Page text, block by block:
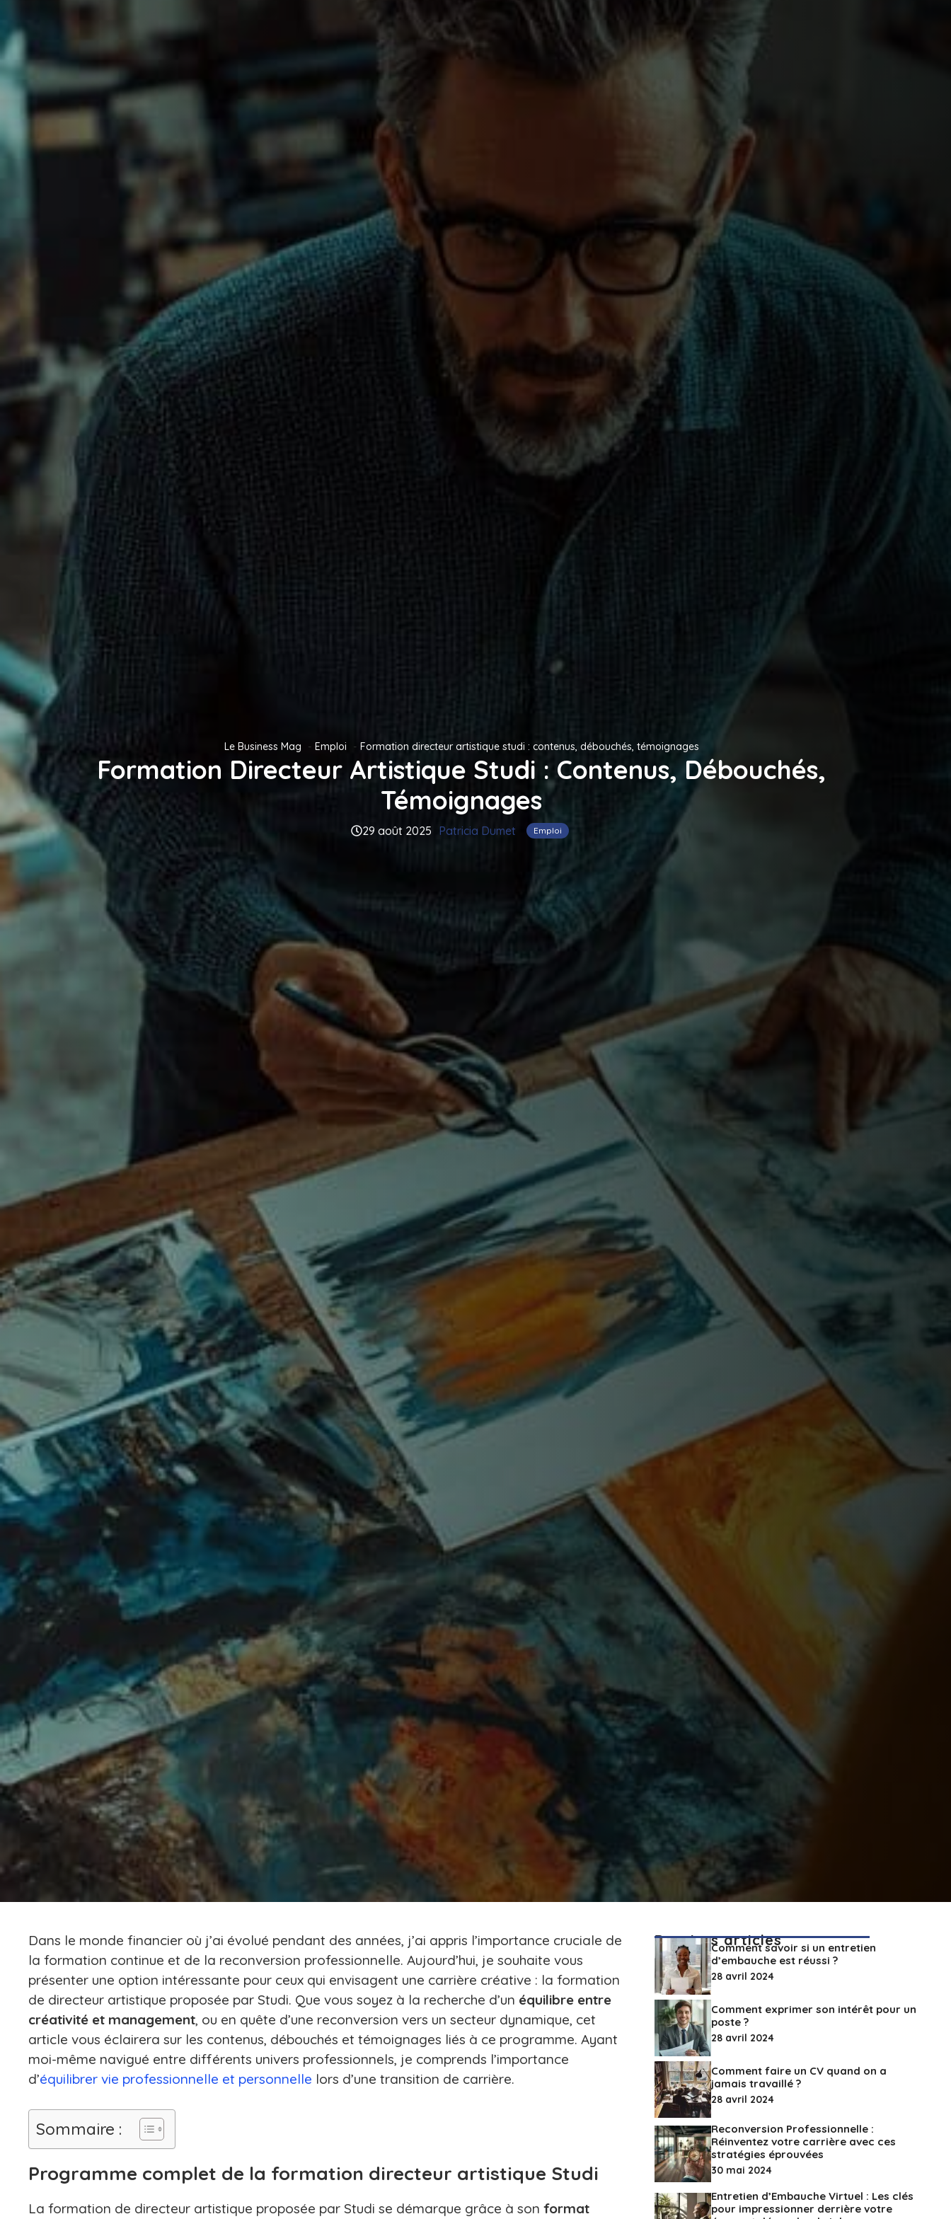
Le Business Mag Emploi Formation directeur artistique studi : contenus, débouchés, témoignages
Formation Directeur Artistique Studi : Contenus, Débouchés,
Témoignages
29 août 2025 Patricia Dumet Emploi
Dans le monde financier où j’ai évolué pendant des années, j’ai appris l’importance cruciale de
la formation continue et de la reconversion professionnelle. Aujourd’hui, je souhaite vous
présenter une option intéressante pour ceux qui envisagent une carrière créative : la formation
de directeur artistique proposée par Studi. Que vous soyez à la recherche d’un équilibre entre
créativité et management, ou en quête d’une reconversion vers un secteur dynamique, cet
article vous éclairera sur les contenus, débouchés et témoignages liés à ce programme. Ayant
moi-même navigué entre différents univers professionnels, je comprends l’importance
d’équilibrer vie professionnelle et personnelle lors d’une transition de carrière.
Sommaire :
Programme complet de la formation directeur artistique Studi
La formation de directeur artistique proposée par Studi se démarque grâce à son format
Derniers articles
Comment savoir si un entretien
d’embauche est réussi ?
28 avril 2024
Comment exprimer son intérêt pour un
poste ?
28 avril 2024
Comment faire un CV quand on a
jamais travaillé ?
28 avril 2024
Reconversion Professionnelle :
Réinventez votre carrière avec ces
stratégies éprouvées
30 mai 2024
Entretien d’Embauche Virtuel : Les clés
pour impressionner derrière votre